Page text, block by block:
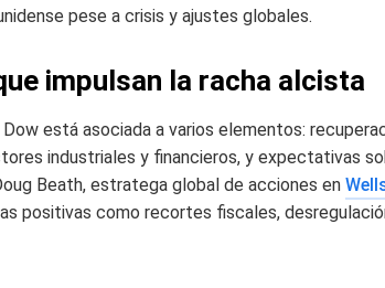
pese a crisis y ajustes globales.
impulsan la racha alcista
está asociada a varios elementos:
industriales y financieros, y expectativas
Beath, estratega global de acciones en
positivas como recortes fiscales,